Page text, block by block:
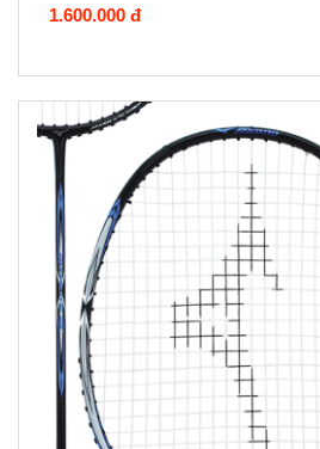
1.600.000 đ